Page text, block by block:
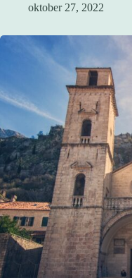
oktober 27, 2022